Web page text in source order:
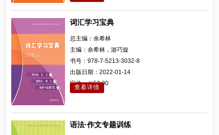
词汇学习宝典
总主编：余希林
主编：余希林，游巧旋
书号：978-7-5213-3032-8
出版日期：2022-01-14
定价：￥53.00
查看详情
语法·作文专题训练